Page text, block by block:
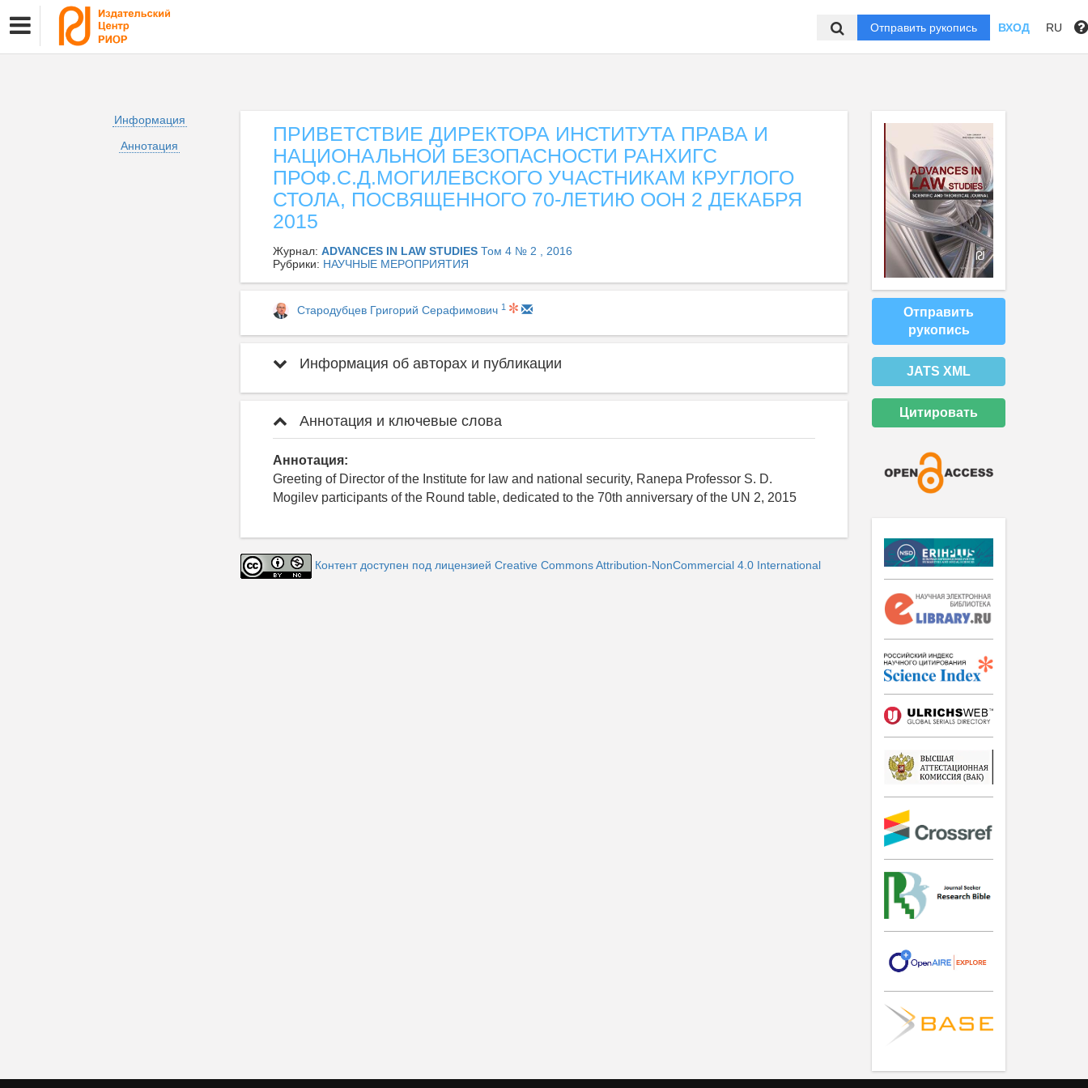
Отправить рукопись ВХОД RU
Информация
Аннотация
ПРИВЕТСТВИЕ ДИРЕКТОРА ИНСТИТУТА ПРАВА И
НАЦИОНАЛЬНОЙ БЕЗОПАСНОСТИ РАНХИГС
ПРОФ.С.Д.МОГИЛЕВСКОГО УЧАСТНИКАМ КРУГЛОГО
СТОЛА, ПОСВЯЩЕННОГО 70-ЛЕТИЮ ООН 2 ДЕКАБРЯ
2015
Журнал: ADVANCES IN LAW STUDIES Том 4 № 2 , 2016
Рубрики: НАУЧНЫЕ МЕРОПРИЯТИЯ
Стародубцев Григорий Серафимович 1
Информация об авторах и публикации
Аннотация и ключевые слова
Аннотация:
Greeting of Director of the Institute for law and national security, Ranepa Professor S. D.
Mogilev participants of the Round table, dedicated to the 70th anniversary of the UN 2, 2015
Контент доступен под лицензией Creative Commons Attribution-NonCommercial 4.0 International
Отправить
рукопись
JATS XML
Цитировать